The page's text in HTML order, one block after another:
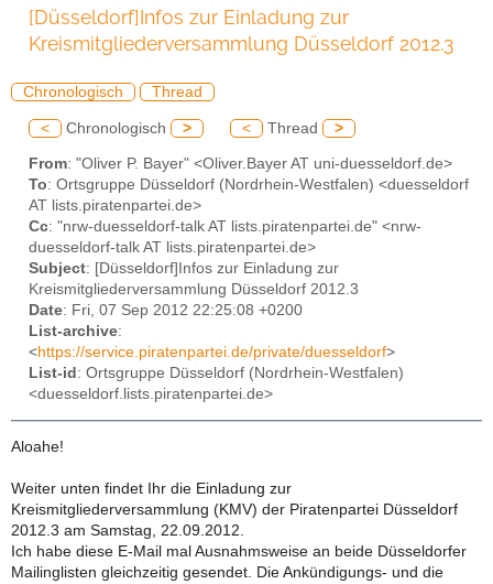
[Düsseldorf]Infos zur Einladung zur
Kreismitgliederversammlung Düsseldorf 2012.3
Chronologisch Thread
< Chronologisch > < Thread >
From: "Oliver P. Bayer" <Oliver.Bayer AT uni-duesseldorf.de>
To: Ortsgruppe Düsseldorf (Nordrhein-Westfalen) <duesseldorf
AT lists.piratenpartei.de>
Cc: "nrw-duesseldorf-talk AT lists.piratenpartei.de" <nrw-
duesseldorf-talk AT lists.piratenpartei.de>
Subject: [Düsseldorf]Infos zur Einladung zur
Kreismitgliederversammlung Düsseldorf 2012.3
Date: Fri, 07 Sep 2012 22:25:08 +0200
List-archive:
<https://service.piratenpartei.de/private/duesseldorf>
List-id : Ortsgruppe Düsseldorf (Nordrhein-Westfalen)
<duesseldorf.lists.piratenpartei.de>
Aloahe!
Weiter unten findet Ihr die Einladung zur
Kreismitgliederversammlung (KMV) der Piratenpartei Düsseldorf
2012.3 am Samstag, 22.09.2012.
Ich habe diese E-Mail mal Ausnahmsweise an beide Düsseldorfer
Mailinglisten gleichzeitig gesendet. Die Ankündigungs- und die